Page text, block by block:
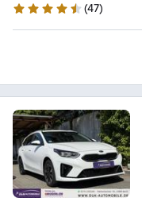
4.4 Sterne
(47)